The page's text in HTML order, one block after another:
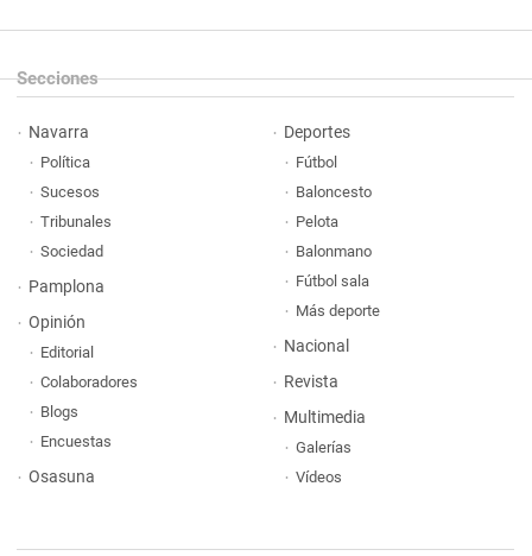
Secciones
Navarra
Política
Sucesos
Tribunales
Sociedad
Pamplona
Opinión
Editorial
Colaboradores
Blogs
Encuestas
Osasuna
Deportes
Fútbol
Baloncesto
Pelota
Balonmano
Fútbol sala
Más deporte
Nacional
Revista
Multimedia
Galerías
Vídeos